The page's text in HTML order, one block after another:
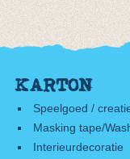
KARTON
Speelgoed /
Masking tape/
Interieurdecoratie